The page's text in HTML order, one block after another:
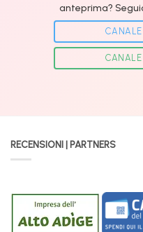
anteprima?
RECENSIONI | PARTNERS